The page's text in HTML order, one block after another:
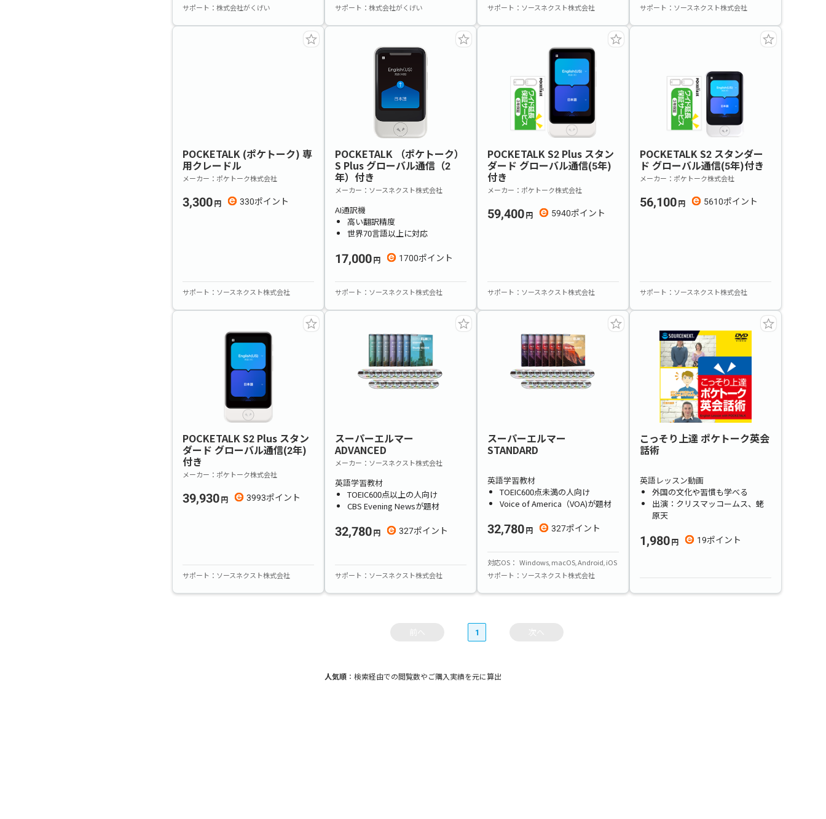
サポート
株式会社がくげい
サポート
株式会社がくげい
サポート
ソースネクスト株式会社 サポート ソースネクスト株式会社
POCKETALK (ポケトーク) 専
用クレードル
メーカー ポケトーク株式会社
3,300 330
サポート ソースネクスト株式会社
POCKETALK （ポケトーク）
S Plus グローバル通信（2
年）付き
メーカー ソースネクスト株式会社
AI通訳機
高い翻訳精度
世界70言語以上に対応
17,000 1700
サポート ソースネクスト株式会社
POCKETALK S2 Plus スタン
ダード グローバル通信(5年)
付き
メーカー ポケトーク株式会社
59,400 5940
サポート ソースネクスト株式会社
POCKETALK S2 スタンダー
ド グローバル通信(5年)付き
メーカー ポケトーク株式会社
56,100 5610
サポート ソースネクスト株式会社
POCKETALK S2 Plus スタン
ダード グローバル通信(2年)
付き
メーカー ポケトーク株式会社
39,930 3993
サポート ソースネクスト株式会社
スーパーエルマー
ADVANCED
メーカー ソースネクスト株式会社
英語学習教材
TOEIC600点以上の人向け
CBS Evening Newsが題材
32,780 327
サポート ソースネクスト株式会社
スーパーエルマー
STANDARD
英語学習教材
TOEIC600点未満の人向け
Voice of America（VOA)が題材
32,780 327
対応OS Windows macOS Android iOS
サポート
ソースネクスト株式会社
こっそり上達 ポケトーク英会
話術
英語レッスン動画
外国の文化や習慣も学べる
出演：クリスマッコームス、蛯
原天
1,980 19
1
人気順 ：検索経由での閲覧数やご購入実績を元に算出